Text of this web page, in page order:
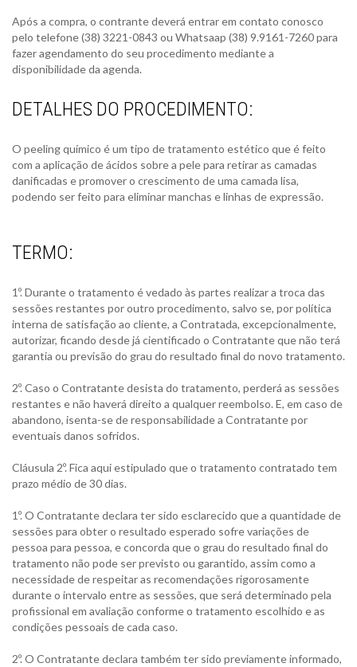
Após a compra, o contrante deverá entrar em contato conosco
pelo telefone (38) 3221-0843 ou Whatsaap (38) 9.9161-7260 para
fazer agendamento do seu procedimento mediante a
disponibilidade da agenda.
DETALHES DO PROCEDIMENTO:
O peeling químico é um tipo de tratamento estético que é feito
com a aplicação de ácidos sobre a pele para retirar as camadas
danificadas e promover o crescimento de uma camada lisa,
podendo ser feito para eliminar manchas e linhas de expressão.
TERMO:
1º. Durante o tratamento é vedado às partes realizar a troca das
sessões restantes por outro procedimento, salvo se, por política
interna de satisfação ao cliente, a Contratada, excepcionalmente,
autorizar, ficando desde já cientificado o Contratante que não terá
garantia ou previsão do grau do resultado final do novo tratamento.
2º. Caso o Contratante desista do tratamento, perderá as sessões
restantes e não haverá direito a qualquer reembolso. E, em caso de
abandono, isenta-se de responsabilidade a Contratante por
eventuais danos sofridos.
Cláusula 2º. Fica aqui estipulado que o tratamento contratado tem
prazo médio de 30 dias.
1º. O Contratante declara ter sido esclarecido que a quantidade de
sessões para obter o resultado esperado sofre variações de
pessoa para pessoa, e concorda que o grau do resultado final do
tratamento não pode ser previsto ou garantido, assim como a
necessidade de respeitar as recomendações rigorosamente
durante o intervalo entre as sessões, que será determinado pela
profissional em avaliação conforme o tratamento escolhido e as
condições pessoais de cada caso.
2º. O Contratante declara também ter sido previamente informado,